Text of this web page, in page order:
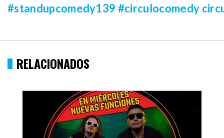
#standupcomedy139 #circulocomedy
RELACIONADOS